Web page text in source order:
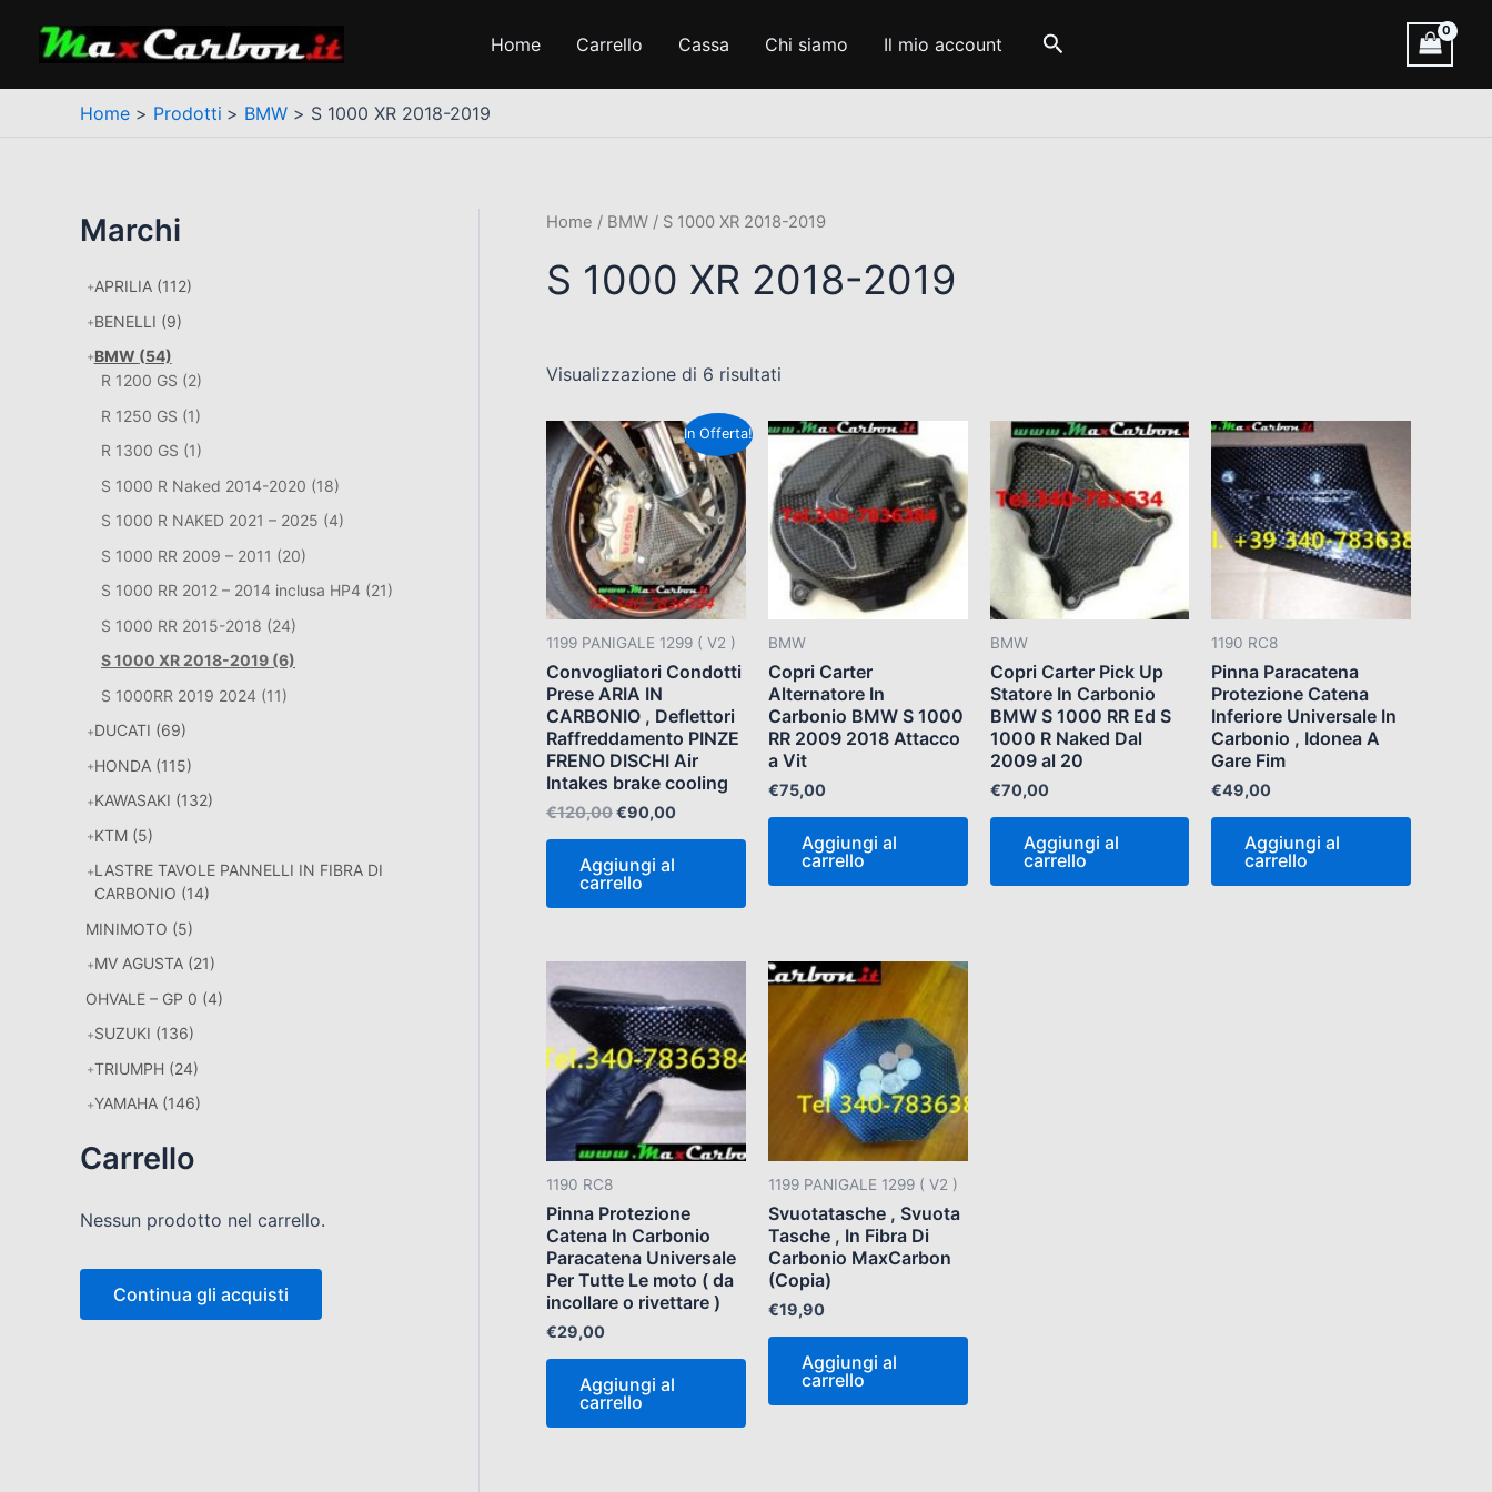
Home Carrello Cassa Chi siamo Il mio account Cerca
Home Prodotti BMW S 1000 XR 2018-2019
Marchi
APRILIA (112)
BENELLI (9)
BMW (54)
R 1200 GS (2)
R 1250 GS (1)
R 1300 GS (1)
S 1000 R Naked 2014-2020 (18)
S 1000 R NAKED 2021 – 2025 (4)
S 1000 RR 2009 – 2011 (20)
S 1000 RR 2012 – 2014 inclusa HP4 (21)
S 1000 RR 2015-2018 (24)
S 1000 XR 2018-2019 (6)
S 1000RR 2019 2024 (11)
DUCATI (69)
HONDA (115)
KAWASAKI (132)
KTM (5)
LASTRE TAVOLE PANNELLI IN FIBRA DI
CARBONIO (14)
MINIMOTO (5)
MV AGUSTA (21)
OHVALE – GP 0 (4)
SUZUKI (136)
TRIUMPH (24)
YAMAHA (146)
Carrello
Nessun prodotto nel carrello.
Continua gli acquisti
Home / BMW / S 1000 XR 2018-2019
S 1000 XR 2018-2019
Visualizzazione di 6 risultati
In Offerta!
1199 PANIGALE 1299 ( V2 )
Convogliatori Condotti
Prese ARIA IN
CARBONIO , Deflettori
Raffreddamento PINZE
FRENO DISCHI Air
Intakes brake cooling
€120,00
Il
prezzo
originale
era:
€120,00.
€90,00
Il
prezzo
attuale
è:
€90,00.
Aggiungi al
carrello
BMW
Copri Carter
Alternatore In
Carbonio BMW S 1000
RR 2009 2018 Attacco
a Vit
€75,00
Aggiungi al
carrello
BMW
Copri Carter Pick Up
Statore In Carbonio
BMW S 1000 RR Ed S
1000 R Naked Dal
2009 al 20
€70,00
Aggiungi al
carrello
1190 RC8
Pinna Paracatena
Protezione Catena
Inferiore Universale In
Carbonio , Idonea A
Gare Fim
€49,00
Aggiungi al
carrello
1190 RC8
Pinna Protezione
Catena In Carbonio
Paracatena Universale
Per Tutte Le moto ( da
incollare o rivettare )
€29,00
Aggiungi al
carrello
1199 PANIGALE 1299 ( V2 )
Svuotatasche , Svuota
Tasche , In Fibra Di
Carbonio MaxCarbon
(Copia)
€19,90
Aggiungi al
carrello